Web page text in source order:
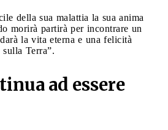
della sua malattia la sua anima
morirà partirà per incontrare un
la vita eterna e una felicità
Terra”.
ad essere